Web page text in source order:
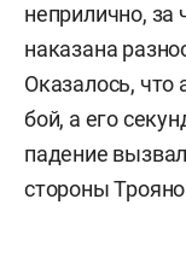
неприлично, за
наказана
Оказалось, что
бой, а его
падение
стороны